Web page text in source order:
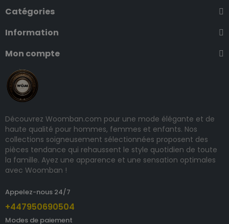
Catégories
Information
Mon compte
Découvrez Woomban.com pour une mode élégante et de
haute qualité pour hommes, femmes et enfants. Nos
collections soigneusement sélectionnées proposent des
pièces tendance qui rehaussent le style quotidien de toute
la famille. Ayez une apparence et une sensation optimales
avec Woomban !
Appelez-nous 24/7
+447950690504
Modes de paiement